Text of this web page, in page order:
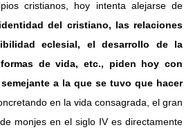
cristianos, hoy intenta alejarse de
del cristiano, las relaciones
eclesial, el desarrollo de la
de vida, etc., piden hoy con
a la que se tuvo que hacer
en la vida consagrada, el gran
monjes en el siglo IV es directamente